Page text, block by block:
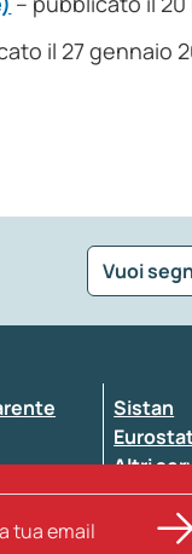
il 27 gennaio
Vuoi
Sistan
Altri